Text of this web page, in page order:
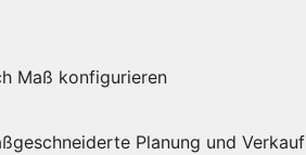
Maß konfigurieren
Planung und Verkauf